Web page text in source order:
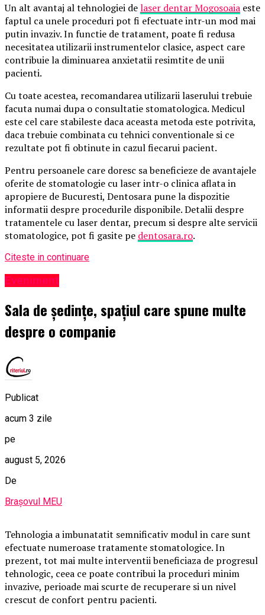
Un alt avantaj al tehnologiei delaser dentar Mogosoaia este
faptul ca unele proceduri pot fi efectuate intr-un mod mai
putin invaziv. In functie de tratament, poate fi redusa
necesitatea utilizarii instrumentelor clasice, aspect care
contribuie la diminuarea anxietatii resimtite de unii
pacienti.
Cu toate acestea, recomandarea utilizarii laserului trebuie
facuta numai dupa o consultatie stomatologica. Medicul
este cel care stabileste daca aceasta metoda este potrivita,
daca trebuie combinata cu tehnici conventionale si ce
rezultate pot fi obtinute in cazul fiecarui pacient.
Pentru persoanele care doresc sa beneficieze de avantajele
oferite de stomatologie cu laser intr-o clinica aflata in
apropiere de Bucuresti, Dentosara pune la dispozitie
informatii despre procedurile disponibile. Detalii despre
tratamentele cu laser dentar, precum si despre alte servicii
stomatologice, pot fi gasite pe dentosara.ro.
Citeste in continuare
Eveniment
Sala de ședințe, spațiul care spune multe
despre o companie
Publicat
acum 3 zile
pe
august 5, 2026
De
Brașovul MEU
Tehnologia a imbunatatit semnificativ modul in care sunt
efectuate numeroase tratamente stomatologice. In
prezent, tot mai multe interventii beneficiaza de progresul
tehnologic, ceea ce poate contribui la proceduri minim
invazive, perioade mai scurte de recuperare si un nivel
crescut de confort pentru pacienti.